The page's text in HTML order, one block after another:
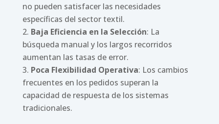
no pueden satisfacer las necesidades
específicas del sector textil.
Baja Eficiencia en la Selección: La
búsqueda manual y los largos recorridos
aumentan las tasas de error.
Poca Flexibilidad Operativa: Los cambios
frecuentes en los pedidos superan la
capacidad de respuesta de los sistemas
tradicionales.